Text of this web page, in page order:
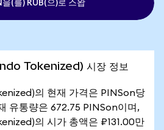
을(를) RUB(으)로 스왑
Tokenized) 시장 정보
의 현재 가격은 PINSon당
유통량은 672.75 PINSon이며,
의 시가 총액은 ₽131.00만